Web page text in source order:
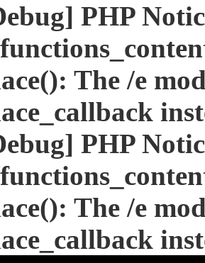
PHP
The /e
PHP
The /e